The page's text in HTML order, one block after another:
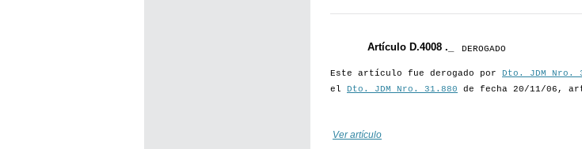
Artículo D.4008 ._ DEROGADO
Este artículo fue derogado por Dto. JDM Nro.
el Dto. JDM Nro. 31.880 de fecha 20/11/06,
Ver artículo